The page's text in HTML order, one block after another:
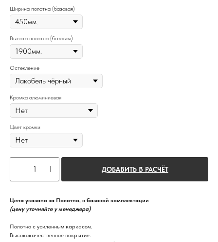
Ширина полотна (базовая)
Высота полотна (базовая)
Остекление
Кромка алюминиевая
Цвет кромки
ДОБАВИТЬ В РАСЧЁТ
Цена указана за Полотно, в базовой комплектации
(цену уточняйте у менеджера)
Полотно с усиленным каркасом.
Высококачественное покрытие.